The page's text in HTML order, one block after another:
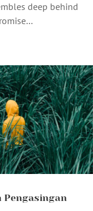
deep behind
Pengasingan